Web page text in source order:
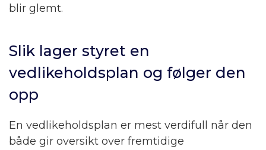
blir glemt.
Slik lager styret en
vedlikeholdsplan og følger den
opp
En vedlikeholdsplan er mest verdifull når den
både gir oversikt over fremtidige